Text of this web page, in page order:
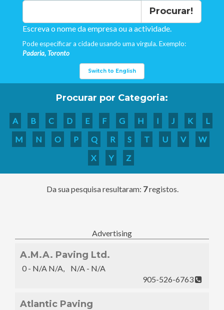
Procurar!
Escreva o nome da empresa ou a actividade.
Pode especificar a cidade usando uma virgula. Exemplo:
Padaria, Toronto
Switch to English
Procurar por Categoria:
A B C D E F G H I J K
L
M
N O P Q R S T U V
W
X
Y Z
Da sua pesquisa resultaram: 7registos.
Advertising
A.M.A. Paving Ltd.
0 - N/A N/A, N/A - N/A
905-526-6763
Atlantic Paving